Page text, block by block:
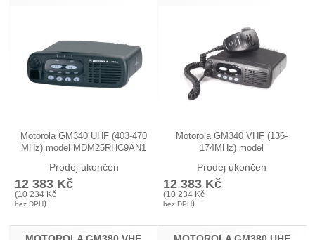
Motorola GM340 UHF (403-470
MHz) model MDM25RHC9AN1
Prodej ukončen
12 383 Kč
(10 234 Kč
bez DPH)
Motorola GM340 VHF (136-
174MHz) model
Motorola…
Prodej ukončen
12 383 Kč
(10 234 Kč
bez DPH)